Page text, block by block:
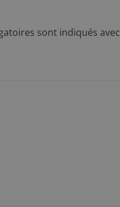
sont indiqués avec